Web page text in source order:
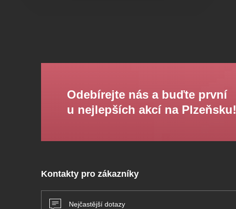
Odebírejte nás a buďte první
u nejlepších akcí na Plzeňsku!
Kontakty pro zákazníky
Nejčastější dotazy